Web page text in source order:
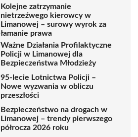
Kolejne zatrzymanie
nietrzeźwego kierowcy w
Limanowej – surowy wyrok za
łamanie prawa
Ważne Działania Profilaktyczne
Policji w Limanowej dla
Bezpieczeństwa Młodzieży
95-lecie Lotnictwa Policji –
Nowe wyzwania w obliczu
przeszłości
Bezpieczeństwo na drogach w
Limanowej – trendy pierwszego
półrocza 2026 roku